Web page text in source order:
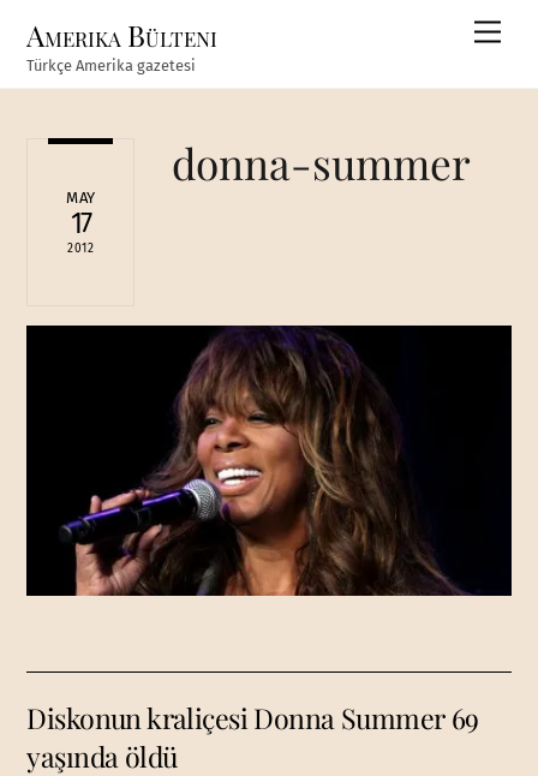
content
Amerika Bülteni
Türkçe Amerika gazetesi
MAY
17
2012
donna-summer
Diskonun kraliçesi Donna Summer 69
yaşında öldü